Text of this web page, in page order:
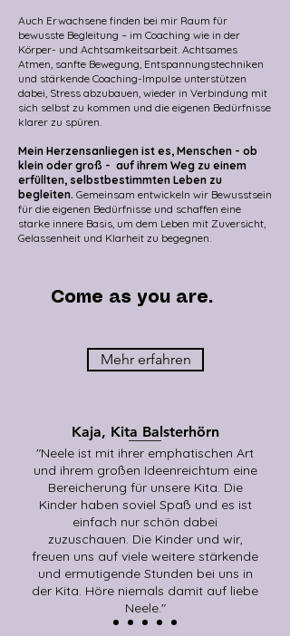
Auch Erwachsene finden bei mir Raum für
bewusste Begleitung – im Coaching wie in der
Körper- und Achtsamkeitsarbeit. Achtsames
Atmen, sanfte Bewegung, Entspannungstechniken
und stärkende Coaching-Impulse unterstützen
dabei, Stress abzubauen, wieder in Verbindung mit
sich selbst zu kommen und die eigenen Bedürfnisse
klarer zu spüren.
Mein Herzensanliegen ist es, Menschen - ob
klein oder groß - auf ihrem Weg zu einem
erfüllten, selbstbestimmten Leben zu
begleiten. Gemeinsam entwickeln wir Bewusstsein
für die eigenen Bedürfnisse und schaffen eine
starke innere Basis, um dem Leben mit Zuversicht,
Gelassenheit und Klarheit zu begegnen.
Come as you are.
Mehr erfahren
Kaja, Kita Balsterhörn
"Neele ist mit ihrer emphatischen Art
und ihrem großen Ideenreichtum eine
Bereicherung für unsere Kita. Die
Kinder haben soviel Spaß und es ist
einfach nur schön dabei
zuzuschauen. Die Kinder und wir,
freuen uns auf viele weitere stärkende
und ermutigende Stunden bei uns in
der Kita. Höre niemals damit auf liebe
Neele."